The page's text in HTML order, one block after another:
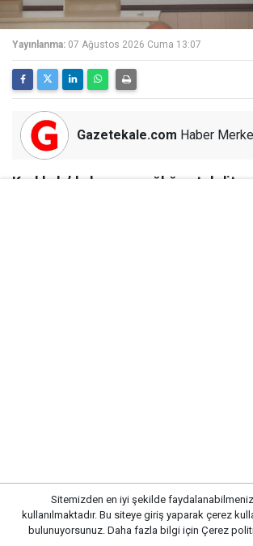
Yayınlanma: 07 Ağustos 2026 Cuma 13:07
Gazetekale.com Haber
Kırıkkale’de hayvan sağlığını tehdit
Sitemizden en iyi şekilde
kullanılmaktadır. Bu siteye giriş yaparak çerez
bulunuyorsunuz. Daha fazla bilgi için Çerez